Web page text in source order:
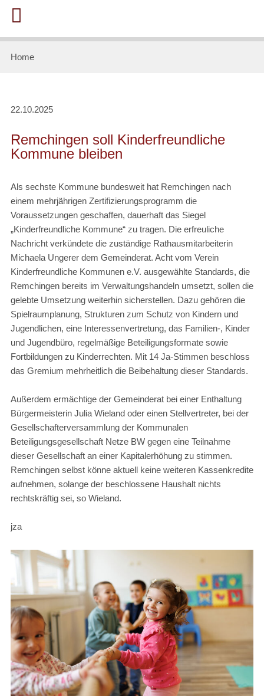
Home
22.10.2025
Remchingen soll Kinderfreundliche
Kommune bleiben
Als sechste Kommune bundesweit hat Remchingen nach
einem mehrjährigen Zertifizierungsprogramm die
Voraussetzungen geschaffen, dauerhaft das Siegel
„Kinderfreundliche Kommune“ zu tragen. Die erfreuliche
Nachricht verkündete die zuständige Rathausmitarbeiterin
Michaela Ungerer dem Gemeinderat. Acht vom Verein
Kinderfreundliche Kommunen e.V. ausgewählte Standards, die
Remchingen bereits im Verwaltungshandeln umsetzt, sollen die
gelebte Umsetzung weiterhin sicherstellen. Dazu gehören die
Spielraumplanung, Strukturen zum Schutz von Kindern und
Jugendlichen, eine Interessenvertretung, das Familien-, Kinder
und Jugendbüro, regelmäßige Beteiligungsformate sowie
Fortbildungen zu Kinderrechten. Mit 14 Ja-Stimmen beschloss
das Gremium mehrheitlich die Beibehaltung dieser Standards.
Außerdem ermächtige der Gemeinderat bei einer Enthaltung
Bürgermeisterin Julia Wieland oder einen Stellvertreter, bei der
Gesellschafterversammlung der Kommunalen
Beteiligungsgesellschaft Netze BW gegen eine Teilnahme
dieser Gesellschaft an einer Kapitalerhöhung zu stimmen.
Remchingen selbst könne aktuell keine weiteren Kassenkredite
aufnehmen, solange der beschlossene Haushalt nichts
rechtskräftig sei, so Wieland.
jza